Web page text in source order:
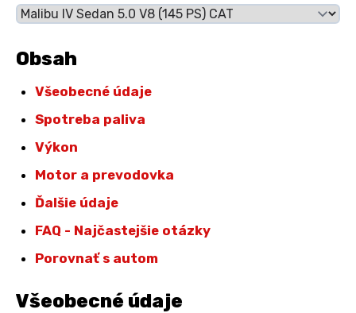
Obsah
Všeobecné údaje
Spotreba paliva
Výkon
Motor a prevodovka
Ďalšie údaje
FAQ - Najčastejšie otázky
Porovnať s autom
Všeobecné údaje